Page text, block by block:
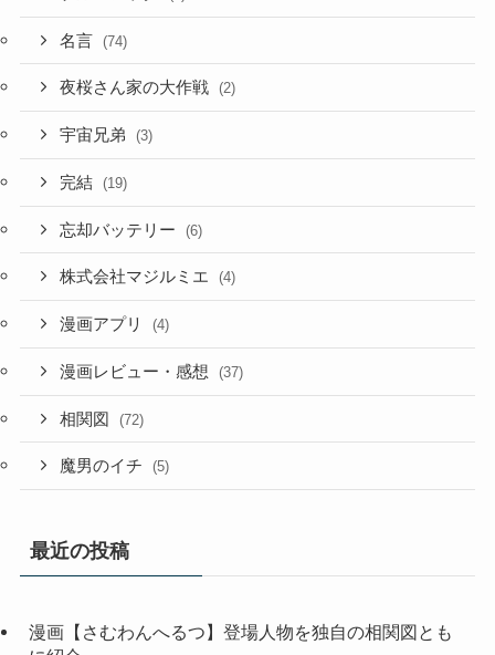
名言 (74)
夜桜さん家の大作戦 (2)
宇宙兄弟 (3)
完結 (19)
忘却バッテリー (6)
株式会社マジルミエ (4)
漫画アプリ (4)
漫画レビュー・感想 (37)
相関図 (72)
魔男のイチ (5)
最近の投稿
漫画【さむわんへるつ】登場人物を独自の相関図とも